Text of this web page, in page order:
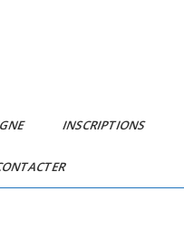
INSCRIPTIONS